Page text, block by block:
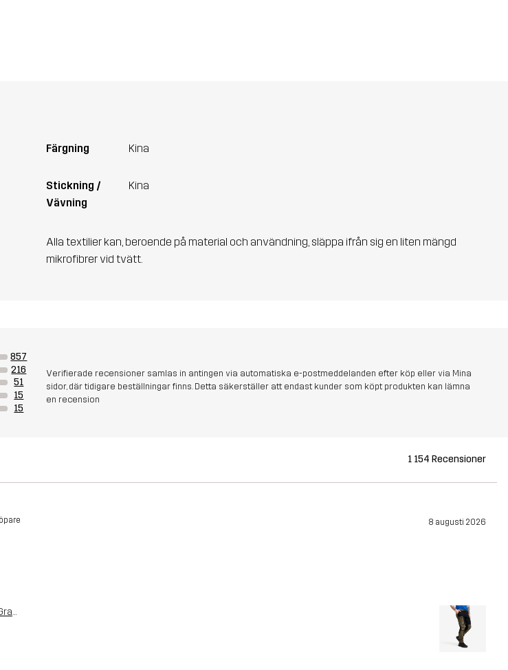
Färgning Kina
Stickning /
Vävning
Kina
Alla textilier kan, beroende på material och användning, släppa ifrån sig en liten mängd
mikrofibrer vid tvätt.
857
216
51
15
15
Verifierade recensioner samlas in antingen via automatiska e-postmeddelanden efter köp eller via Mina
sidor, där tidigare beställningar finns. Detta säkerställer att endast kunder som köpt produkten kan lämna
en recension
1 154 Recensioner
8 augusti 2026
Light MossGray/Black